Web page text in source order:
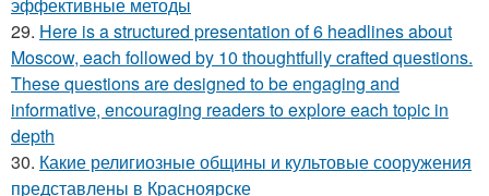
29. Here is a structured presentation of 6 headlines about
Moscow, each followed by 10 thoughtfully crafted questions.
These questions are designed to be engaging and
informative, encouraging readers to explore each topic in
depth
30. Какие религиозные общины и культовые сооружения
представлены в Красноярске